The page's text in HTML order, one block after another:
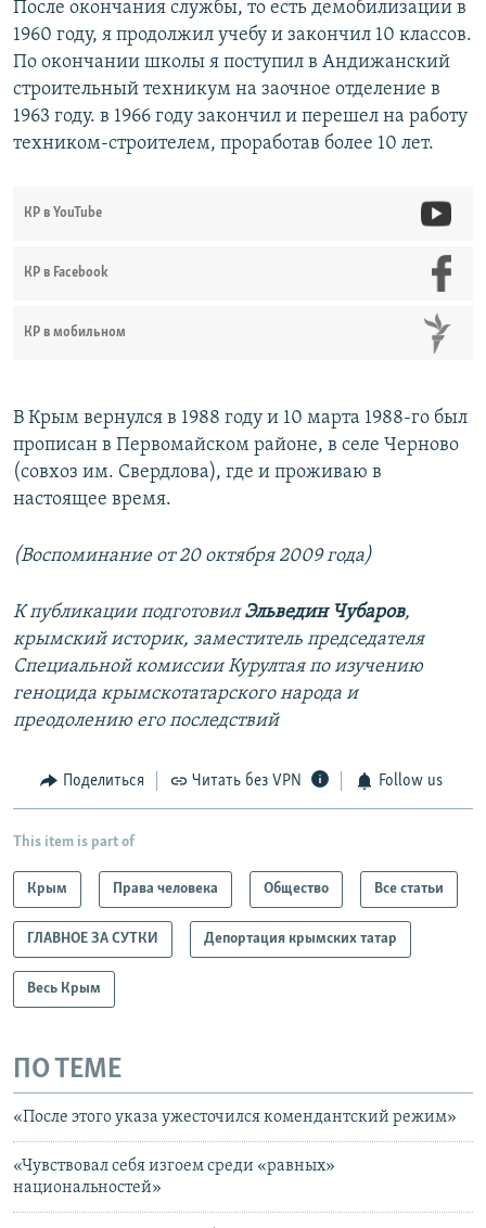
После окончания службы, то есть демобилизации в
1960 году, я продолжил учебу и закончил 10 классов.
По окончании школы я поступил в Андижанский
строительный техникум на заочное отделение в
1963 году. в 1966 году закончил и перешел на работу
техником-строителем, проработав более 10 лет.
КР в YouTube
КР в Facebook
КР в мобильном
В Крым вернулся в 1988 году и 10 марта 1988-го был
прописан в Первомайском районе, в селе Черново
(совхоз им. Свердлова), где и проживаю в
настоящее время.
(Воспоминание от 20 октября 2009 года)
К публикации подготовилЭльведин Чубаров,
крымский историк, заместитель председателя
Специальной комиссии Курултая по изучению
геноцида крымскотатарского народа и
преодолению его последствий
Поделиться Читать без VPN Follow us
This item is part of
Крым Права человека Общество Все статьи
ГЛАВНОЕ ЗА СУТКИ Депортация крымских татар
Весь Крым
ПО ТЕМЕ
«После этого указа ужесточился комендантский режим»
«Чувствовал себя изгоем среди «равных»
национальностей»